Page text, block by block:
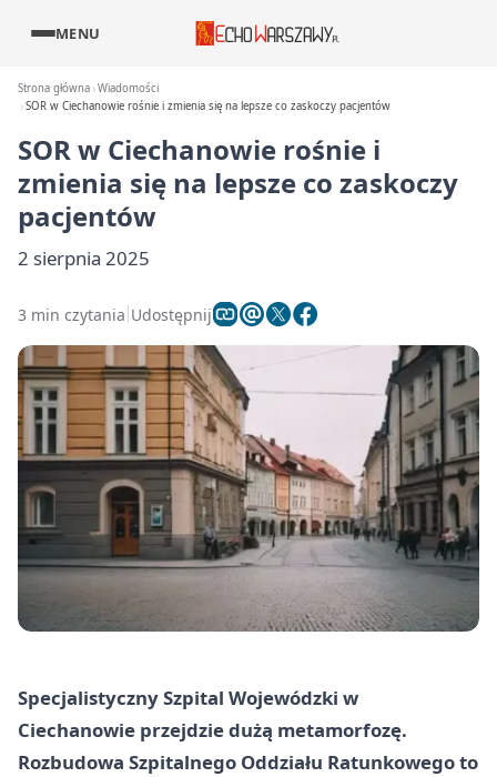
MENU
Strona główna Wiadomości
SOR w Ciechanowie rośnie i zmienia się na lepsze co zaskoczy pacjentów
SOR w Ciechanowie rośnie i
zmienia się na lepsze co zaskoczy
pacjentów
2 sierpnia 2025
3 min czytania Udostępnij
Specjalistyczny Szpital Wojewódzki w
Ciechanowie przejdzie dużą metamorfozę.
Rozbudowa Szpitalnego Oddziału Ratunkowego to